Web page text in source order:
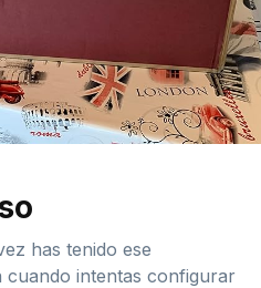
has tenido ese
intentas configurar